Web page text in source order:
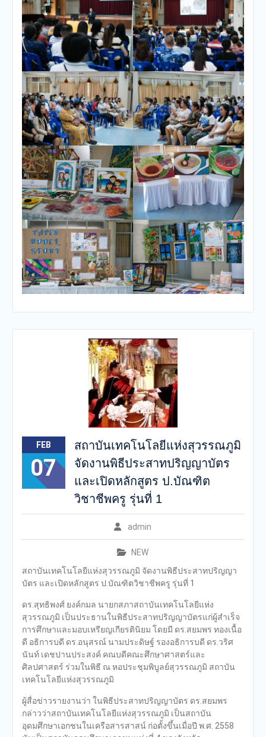
FEB
07
สถาบันเทคโนโลยีแห่งสุวรรณภูมิ
จัดงานพิธีประสาทปริญญาบัตร
และเปิดหลักสูตร ป.บัณฑิต
วิชาชีพครู รุ่นที่ 1
admin
NEW
สถาบันเทคโนโลยีแห่งสุวรรณภูมิ จัดงานพิธีประสาทปริญญา
บัตร และเปิดหลักสูตร ป.บัณฑิตวิชาชีพครู รุ่นที่ 1
ดร.สุทธิพงศ์ ยงค์กมล นายกสภาสถาบันเทคโนโลยีแห่ง
สุวรรณภูมิ เป็นประธานในพิธีประสาทปริญญาบัตรแก่ผู้สำเร็จ
การศึกษาและมอบเหรียญเกียรตินิยม โดยมี ดร.สยมพร ทองเนื้อ
ดี อธิการบดี ดร.อนุสรณ์ นามประดิษฐ์ รองอธิการบดี ดร.วริศ
นันท์ เดชปานประสงค์ คณบดีคณะศึกษาศาสตร์และ
ศิลปศาสตร์ ร่วมในพิธี ณ หอประชุมพิบูลย์สุวรรณภูมิ สถาบัน
เทคโนโลยีแห่งสุวรรณภูมิ
ผู้สื่อข่าวรายงานว่า ในพิธีประสาทปริญญาบัตร ดร.สยมพร
กล่าวว่าสถาบันเทคโนโลยีแห่งสุวรรณภูมิ เป็นสถาบัน
อุดมศึกษาเอกชนในเครือสารสาสน์ ก่อตั้งขึ้นเมื่อปี พ.ศ. 2558